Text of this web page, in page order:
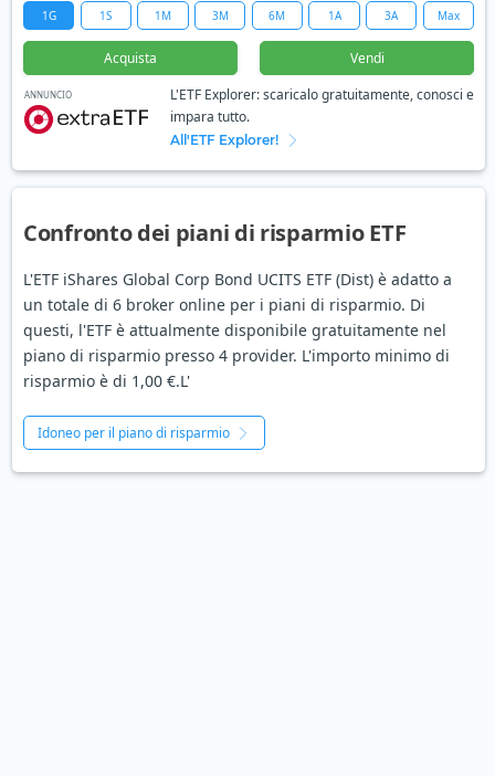
1G 1S 1M 3M 6M 1A 3A Max
Acquista Vendi
ANNUNCIO
L'ETF Explorer: scaricalo gratuitamente, conosci e
impara tutto.
All'ETF Explorer!
Confronto dei piani di risparmio ETF
L'ETF iShares Global Corp Bond UCITS ETF (Dist) è adatto a
un totale di 6 broker online per i piani di risparmio. Di
questi, l'ETF è attualmente disponibile gratuitamente nel
piano di risparmio presso 4 provider. L'importo minimo di
risparmio è di 1,00 €.L'
Idoneo per il piano di risparmio